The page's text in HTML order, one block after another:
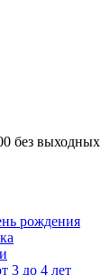
без выходных
рождения
3 до 4 лет